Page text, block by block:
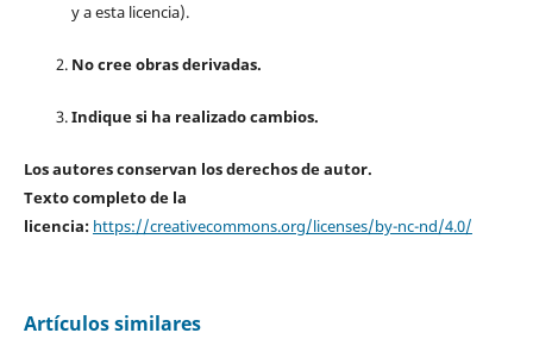
y a esta licencia).
No cree obras derivadas.
Indique si ha realizado cambios.
Los autores conservan los derechos de autor.
Texto completo de la
licencia: https://creativecommons.org/licenses/by-nc-nd/4.0/
Artículos similares